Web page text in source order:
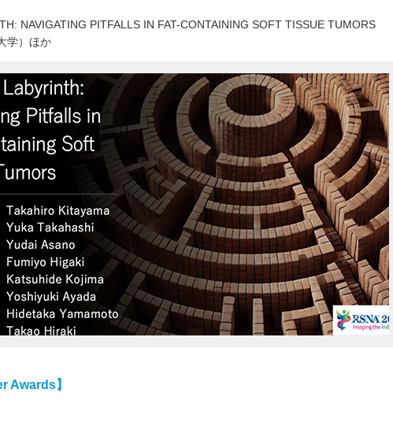
NAVIGATING PITFALLS IN FAT-CONTAINING SOFT TISSUE TUMORS
学）ほか
Awards】